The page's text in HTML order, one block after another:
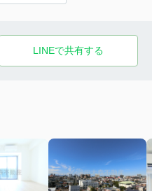
LINEで共有する